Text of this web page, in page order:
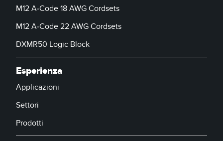
M12 A-Code 18 AWG Cordsets
M12 A-Code 22 AWG Cordsets
DXMR50 Logic Block
Esperienza
Applicazioni
Settori
Prodotti